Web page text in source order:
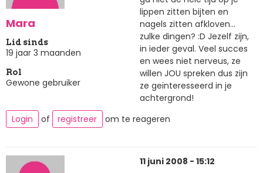
Mara
Lid sinds
19 jaar 3 maanden
Rol
Gewone gebruiker
lippen zitten bijten en
nagels zitten afkloven...
zulke dingen? :D Jezelf zijn,
in ieder geval. Veel succes
en wees niet nerveus, ze
willen JOU spreken dus zijn
ze geïnteresseerd in je
achtergrond!
Login
of registreer om te reageren
11 juni 2008 - 15:12